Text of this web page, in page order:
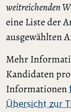
weitreichenden
eine Liste der
ausgewählten
Mehr
Kandidaten
Informationen
Übersicht zur